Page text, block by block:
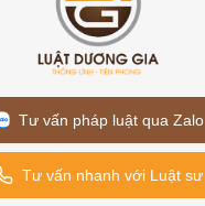
Tư vấn pháp luật qua Zalo
Tư vấn nhanh với Luật sư